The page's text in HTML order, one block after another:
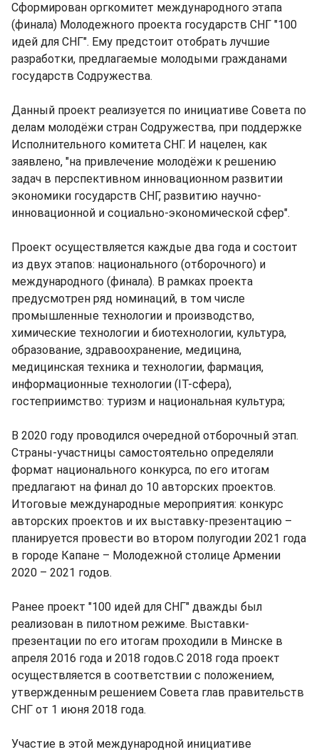
Сформирован оргкомитет международного этапа
(финала) Молодежного проекта государств СНГ "100
идей для СНГ". Ему предстоит отобрать лучшие
разработки, предлагаемые молодыми гражданами
государств Содружества.
Данный проект реализуется по инициативе Совета по
делам молодёжи стран Содружества, при поддержке
Исполнительного комитета СНГ. И нацелен, как
заявлено, "на привлечение молодёжи к решению
задач в перспективном инновационном развитии
экономики государств СНГ, развитию научно-
инновационной и социально-экономической сфер".
Проект осуществляется каждые два года и состоит
из двух этапов: национального (отборочного) и
международного (финала). В рамках проекта
предусмотрен ряд номинаций, в том числе
промышленные технологии и производство,
химические технологии и биотехнологии, культура,
образование, здравоохранение, медицина,
медицинская техника и технологии, фармация,
информационные технологии (IT-сфера),
гостеприимство: туризм и национальная культура;
В 2020 году проводился очередной отборочный этап.
Страны-участницы самостоятельно определяли
формат национального конкурса, по его итогам
предлагают на финал до 10 авторских проектов.
Итоговые международные мероприятия: конкурс
авторских проектов и их выставку-презентацию –
планируется провести во втором полугодии 2021 года
в городе Капане – Молодежной столице Армении
2020 – 2021 годов.
Ранее проект "100 идей для СНГ" дважды был
реализован в пилотном режиме. Выставки-
презентации по его итогам проходили в Минске в
апреля 2016 года и 2018 годов.С 2018 года проект
осуществляется в соответствии с положением,
утвержденным решением Совета глав правительств
СНГ от 1 июня 2018 года.
Участие в этой международной инициативе